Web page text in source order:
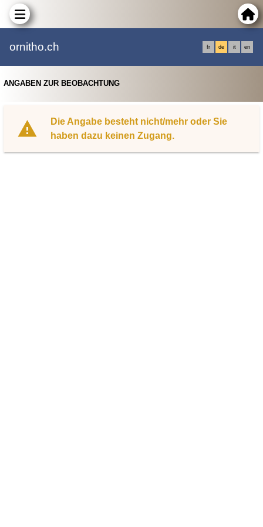
ornitho.ch fr de it en
ANGABEN ZUR BEOBACHTUNG
Die Angabe besteht nicht/mehr oder Sie
haben dazu keinen Zugang.